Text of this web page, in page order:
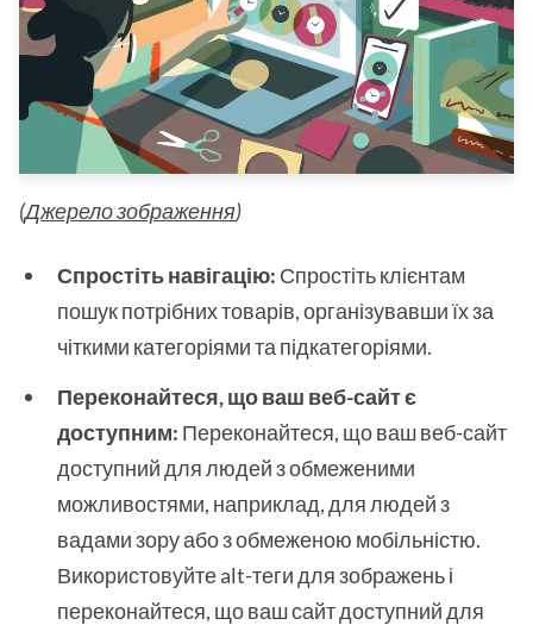
(Джерело зображення)
Спростіть навігацію: Спростіть клієнтам
пошук потрібних товарів, організувавши їх за
чіткими категоріями та підкатегоріями.
Переконайтеся, що ваш веб-сайт є
доступним: Переконайтеся, що ваш веб-сайт
доступний для людей з обмеженими
можливостями, наприклад, для людей з
вадами зору або з обмеженою мобільністю.
Використовуйте alt-теги для зображень і
переконайтеся, що ваш сайт доступний для